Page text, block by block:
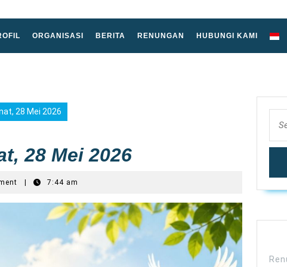
ORGANISASI BERITA RENUNGAN HUBUNGI KAMI
28 Mei 2026
28 Mei 2026
7:44 am
for: